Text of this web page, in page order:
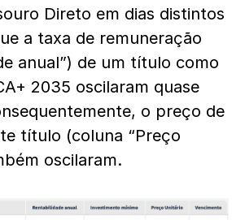
Direto em dias distintos
a taxa de remuneração
anual”) de um título como
2035 oscilaram quase
o preço de
título (coluna “Preço
oscilaram.